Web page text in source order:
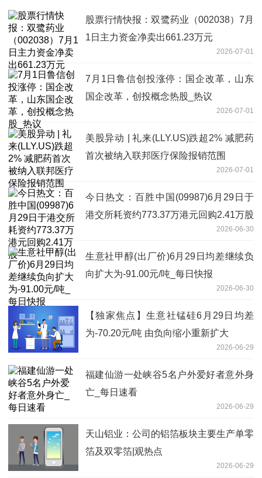
股票行情快报：双鹭药业（002038）7月
1日主力资金净卖出661.23万元
2026-07-01
7月1日鲁信创投涨停：国企改革，山东
国企改革，创投概念热股_热议
2026-07-01
美股异动 | 礼来(LLY.US)跌超2% 减肥药
首次被纳入联邦医疗保险报销范围
2026-07-01
今日热文：百胜中国(09987)6月29日于
港交所耗资约773.37万港元回购2.41万股
2026-06-30
生意社甲醇(出厂价)6月29日均差继续负
向扩大为-91.00元/吨_每日快报
2026-06-30
【独家焦点】生意社锰硅6月29日均差
为-70.20元/吨 由负向缩小重新扩大
2026-06-29
福建仙游一处峡谷5名户外爱好者意外身
亡_每日速看
2026-06-29
天山铝业：公司的铝箔板块主要生产单零
箔及双零箔|观热点
2026-06-29